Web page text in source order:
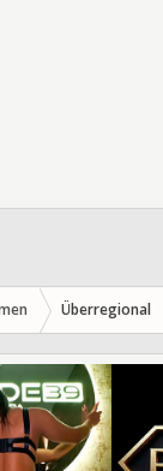
Überregional